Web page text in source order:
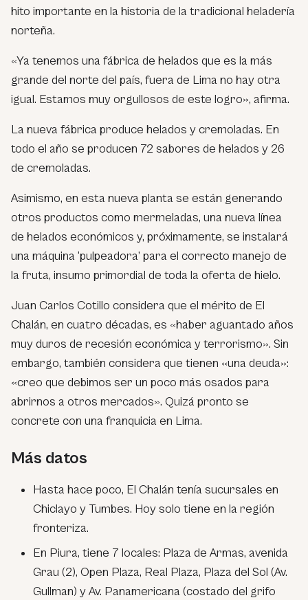
hito importante en la historia de la tradicional heladería
norteña.
«Ya tenemos una fábrica de helados que es la más
grande del norte del país, fuera de Lima no hay otra
igual. Estamos muy orgullosos de este logro», afirma.
La nueva fábrica produce helados y cremoladas. En
todo el año se producen 72 sabores de helados y 26
de cremoladas.
Asimismo, en esta nueva planta se están generando
otros productos como mermeladas, una nueva línea
de helados económicos y, próximamente, se instalará
una máquina ‘pulpeadora’ para el correcto manejo de
la fruta, insumo primordial de toda la oferta de hielo.
Juan Carlos Cotillo considera que el mérito de El
Chalán, en cuatro décadas, es «haber aguantado años
muy duros de recesión económica y terrorismo». Sin
embargo, también considera que tienen «una deuda»:
«creo que debimos ser un poco más osados para
abrirnos a otros mercados». Quizá pronto se
concrete con una franquicia en Lima.
Más datos
Hasta hace poco, El Chalán tenía sucursales en
Chiclayo y Tumbes. Hoy solo tiene en la región
fronteriza.
En Piura, tiene 7 locales: Plaza de Armas, avenida
Grau (2), Open Plaza, Real Plaza, Plaza del Sol (Av.
Gullman) y Av. Panamericana (costado del grifo